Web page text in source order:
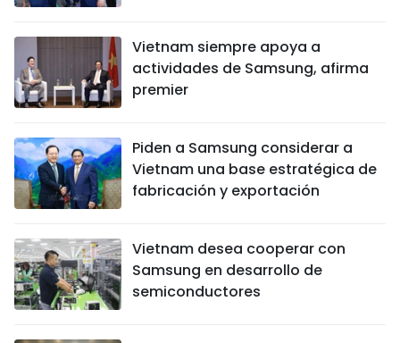
Vietnam siempre apoya a
actividades de Samsung, afirma
premier
Piden a Samsung considerar a
Vietnam una base estratégica de
fabricación y exportación
Vietnam desea cooperar con
Samsung en desarrollo de
semiconductores